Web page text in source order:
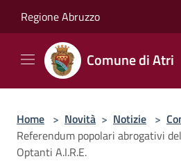
Regione Abruzzo
Comune di Atri
Home > Novità > Notizie >
Referendum popolari abrogativi
Optanti A.I.R.E.